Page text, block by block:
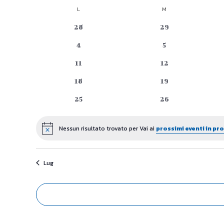
Calendario
L M
0
28
0
29
0
4
0
5
0
11
0
12
0
18
0
19
0
25
0
26
NoticeNessun risultato trovato per Vai ai prossimi eventi in
Lug